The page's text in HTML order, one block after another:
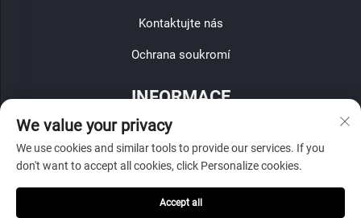
Kontaktujte nás
Ochrana soukromí
INFORMACE
Zaregistrujte se, abyste obdrželi naši týdenní novinu
We value your privacy
We use cookies and similar tools to provide our services. If you
don't want to accept all cookies, click Personalize cookies.
Accept all